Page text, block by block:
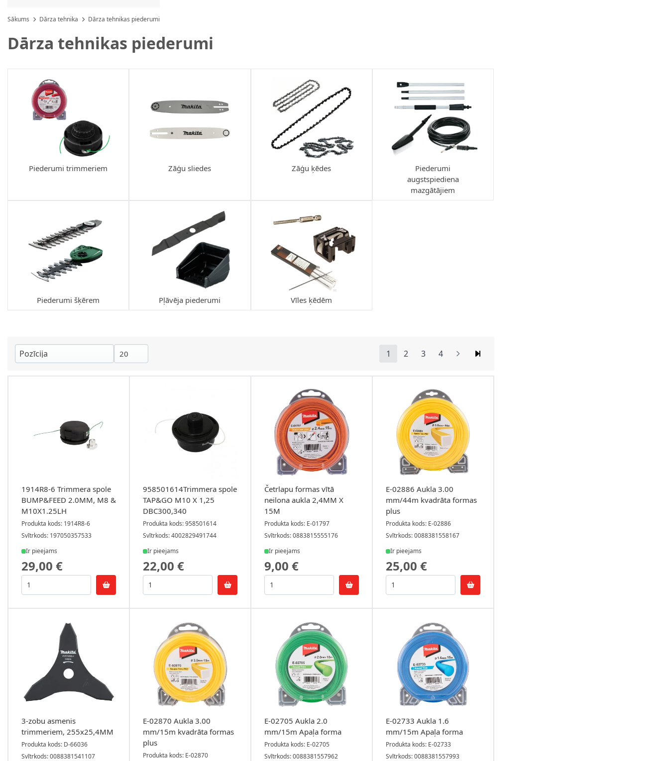
Sākums Dārza tehnika Dārza tehnikas piederumi
Dārza tehnikas piederumi
Piederumi trimmeriem Zāģu sliedes Zāģu ķēdes
Piederumi
augstspiediena
mazgātājiem
Piederumi šķērem Pļāvēja piederumi Vīles ķēdēm
You're currently reading page
1 Lapa
2 Lapa
3 Lapa
4
1914R8-6 Trimmera spole
BUMP&FEED 2.0MM, M8 &
M10X1.25LH
Produkta kods: 1914R8-6
Svītrkods: 197050357533
Ir pieejams
29,00 €
958501614Trimmera spole
TAP&GO M10 X 1,25
DBC300,340
Produkta kods: 958501614
Svītrkods: 4002829491744
Ir pieejams
22,00 €
Četrlapu formas vītā
neilona aukla 2,4MM X
15M
Produkta kods: E-01797
Svītrkods: 0883815555176
Ir pieejams
9,00 €
E-02886 Aukla 3.00
mm/44m kvadrāta formas
plus
Produkta kods: E-02886
Svītrkods: 0088381558167
Ir pieejams
25,00 €
3-zobu asmenis
trimmeriem, 255x25,4MM
Produkta kods: D-66036
Svītrkods: 0088381541107
E-02870 Aukla 3.00
mm/15m kvadrāta formas
plus
Produkta kods: E-02870
E-02705 Aukla 2.0
mm/15m Apaļa forma
Produkta kods: E-02705
Svītrkods: 0088381557962
E-02733 Aukla 1.6
mm/15m Apaļa forma
Produkta kods: E-02733
Svītrkods: 0088381557993